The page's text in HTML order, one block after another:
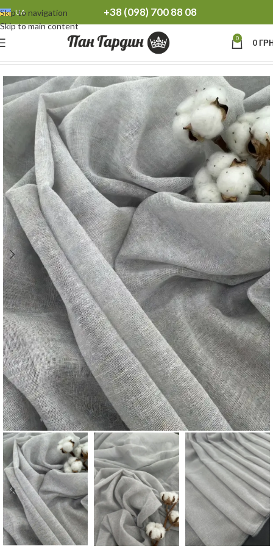
Skip to navigation
Skip to main content
UA +38 (098) 700 88 08
0 0
Головна Тюль батіст